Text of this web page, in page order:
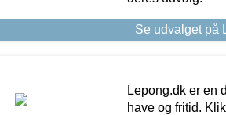
Se udvalget på
Lepong.dk er en
have og fritid.